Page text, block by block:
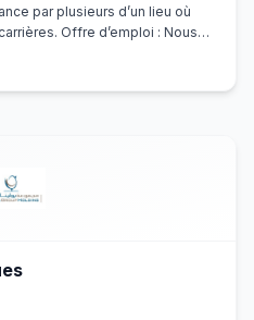
par plusieurs d’un lieu où
Offre d’emploi : Nous